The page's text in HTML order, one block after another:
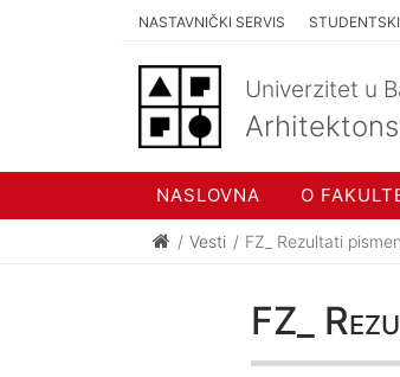
NASTAVNIČKI SERVIS
Univerzitet u
NASLOVNA O
Vesti FZ_ Rezultati
FZ_